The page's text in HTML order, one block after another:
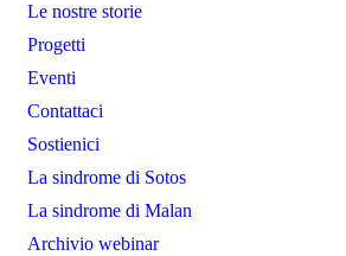
Le nostre storie
Progetti
Eventi
Contattaci
Sostienici
La sindrome di Sotos
La sindrome di Malan
Archivio webinar